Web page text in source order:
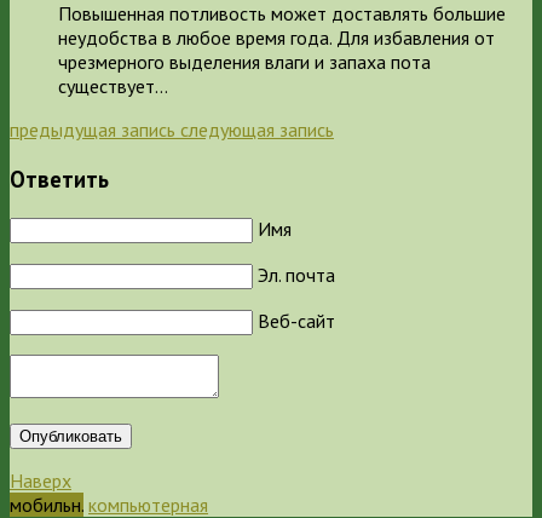
Повышенная потливость может доставлять большие
неудобства в любое время года. Для избавления от
чрезмерного выделения влаги и запаха пота
существует…
предыдущая запись следующая запись
Ответить
Имя
Эл. почта
Веб-сайт
Опубликовать
Наверх
мобильн. компьютерная